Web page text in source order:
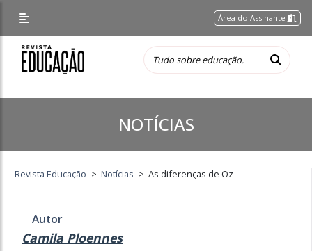
Área do Assinante
NOTÍCIAS
Revista Educação > Notícias > As diferenças de Oz
Autor
Camila Ploennes